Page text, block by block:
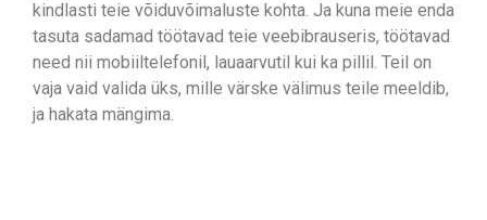
kindlasti teie võiduvõimaluste kohta. Ja kuna meie enda
tasuta sadamad töötavad teie veebibrauseris, töötavad
need nii mobiiltelefonil, lauaarvutil kui ka pillil. Teil on
vaja vaid valida üks, mille värske välimus teile meeldib,
ja hakata mängima.